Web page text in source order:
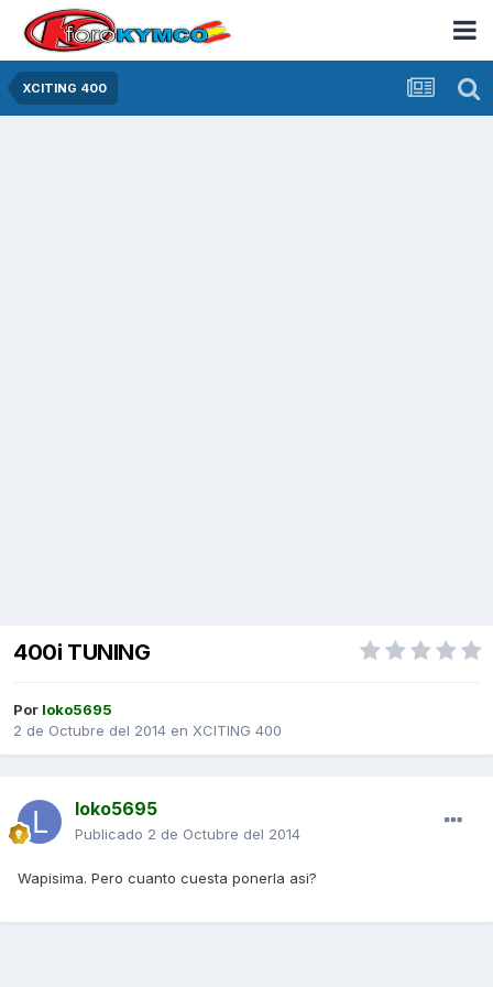
XCITING 400
400i TUNING
Por loko5695
2 de Octubre del 2014 en XCITING 400
loko5695
Publicado 2 de Octubre del 2014
Wapisima. Pero cuanto cuesta ponerla asi?